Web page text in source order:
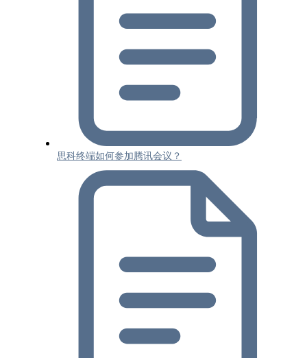
思科终端如何参加腾讯会议？